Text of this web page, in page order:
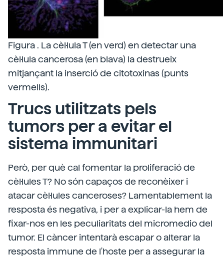
Figura . La cèl·lula T (en verd) en detectar una
cèl·lula cancerosa (en blava) la destrueix
mitjançant la inserció de citotoxinas (punts
vermells).
Trucs utilitzats pels
tumors per a evitar el
sistema immunitari
Però, per què cal fomentar la proliferació de
cèl·lules T? No són capaços de reconèixer i
atacar cèl·lules canceroses? Lamentablement la
resposta és negativa, i per a explicar-la hem de
fixar-nos en les peculiaritats del micromedio del
tumor. El càncer intentarà escapar o alterar la
resposta immune de l'hoste per a assegurar la